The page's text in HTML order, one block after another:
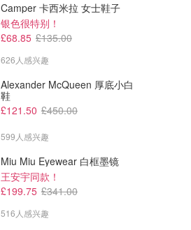
Camper 卡西米拉 女士鞋子
银色很特别！
£68.85 £135.00
626人感兴趣
Alexander McQueen 厚底小白
鞋
£121.50 £450.00
599人感兴趣
Miu Miu Eyewear 白框墨镜
王安宇同款！
£199.75 £341.00
516人感兴趣